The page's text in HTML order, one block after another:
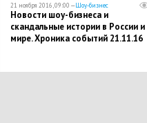
21 ноября 2016, 09:00 —Шоу-бизнес
Новости шоу-бизнеса и
скандальные истории в России и
мире. Хроника событий 21.11.16